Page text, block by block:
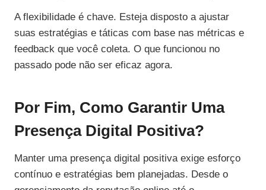
A flexibilidade é chave. Esteja disposto a ajustar
suas estratégias e táticas com base nas métricas e
feedback que você coleta. O que funcionou no
passado pode não ser eficaz agora.
Por Fim, Como Garantir Uma
Presença Digital Positiva?
Manter uma presença digital positiva exige esforço
contínuo e estratégias bem planejadas. Desde o